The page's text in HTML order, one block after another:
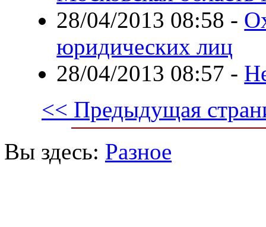
28/04/2013 08:58 -
юридических лиц
28/04/2013 08:57 -
<< Предыдущая
Вы здесь: Разное